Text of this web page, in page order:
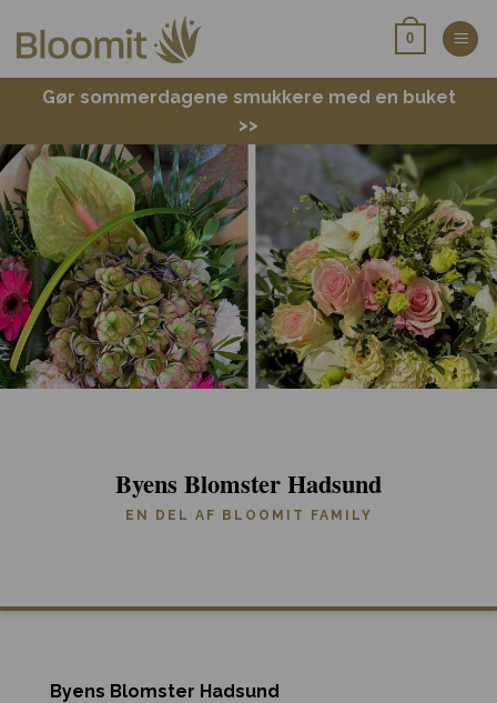
0
Gør sommerdagene smukkere med en buket
>>
Byens Blomster Hadsund
EN DEL AF BLOOMIT FAMILY
Byens Blomster Hadsund